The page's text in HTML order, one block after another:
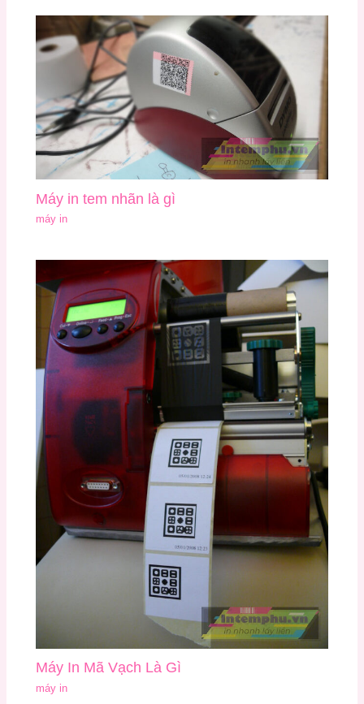
Máy in tem nhãn là gì
máy in
Máy In Mã Vạch Là Gì
máy in